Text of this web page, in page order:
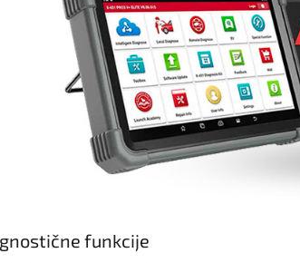
funkcije